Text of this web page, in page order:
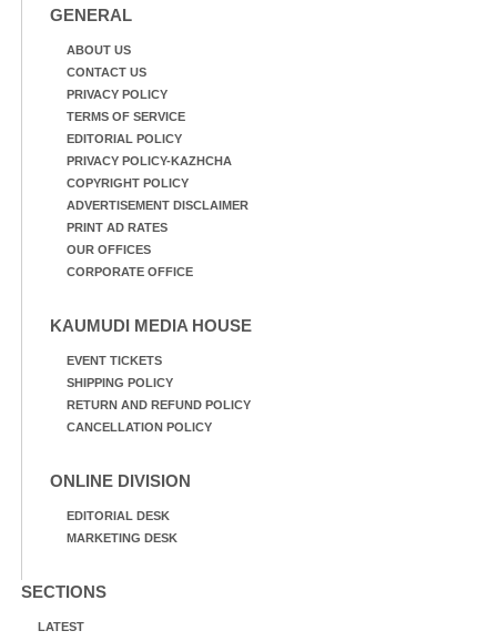
പ്രധാന സഞ്ചാര
മാർഗമാണ് ഈ കാണുന്ന
കടത്ത് വള്ളം
GENERAL
ABOUT US
CONTACT US
PRIVACY POLICY
TERMS OF SERVICE
EDITORIAL POLICY
PRIVACY POLICY-KAZHCHA
COPYRIGHT POLICY
ADVERTISEMENT DISCLAIMER
PRINT AD RATES
OUR OFFICES
CORPORATE OFFICE
KAUMUDI MEDIA HOUSE
EVENT TICKETS
SHIPPING POLICY
RETURN AND REFUND POLICY
CANCELLATION POLICY
ONLINE DIVISION
EDITORIAL DESK
MARKETING DESK
SECTIONS
LATEST